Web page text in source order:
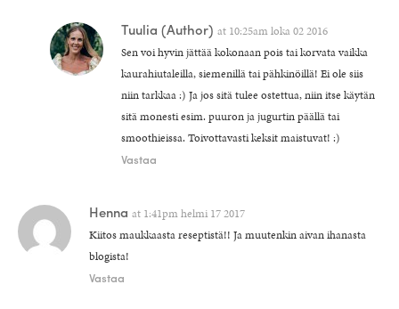
Tuulia (Author) at 10:25am loka 02 2016
Sen voi hyvin jättää kokonaan pois tai korvata vaikka
kaurahiutaleilla, siemenillä tai pähkinöillä! Ei ole siis
niin tarkkaa :) Ja jos sitä tulee ostettua, niin itse käytän
sitä monesti esim. puuron ja jugurtin päällä tai
smoothieissa. Toivottavasti keksit maistuvat! :)
Vastaa
Henna at 1:41pm helmi 17 2017
Kiitos maukkaasta reseptistä!! Ja muutenkin aivan ihanasta
blogista!
Vastaa